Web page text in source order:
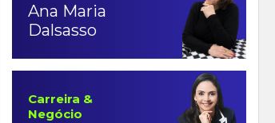
Ana Maria
Dalsasso
Carreira &
Negócio